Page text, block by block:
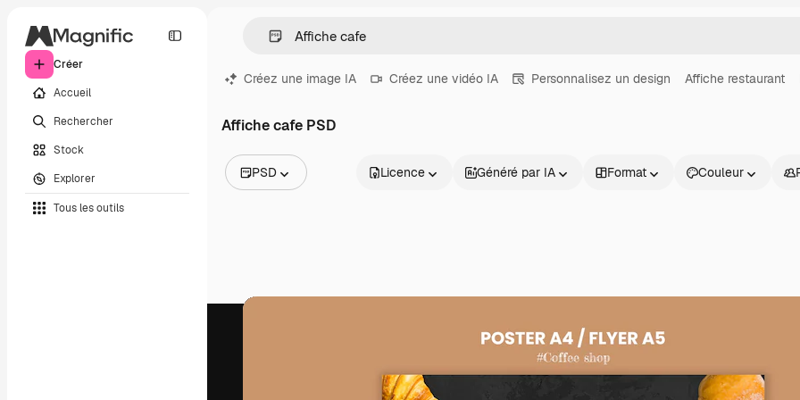
Créer
Accueil
Rechercher
Stock
Explorer
Tous les outils
Créez une image IA Créez une vidéo IA Personnalisez un design Affiche restaurant
Affiche cafe PSD
PSD
Vidéos
Licence Généré par IA Format Couleur
Commencer